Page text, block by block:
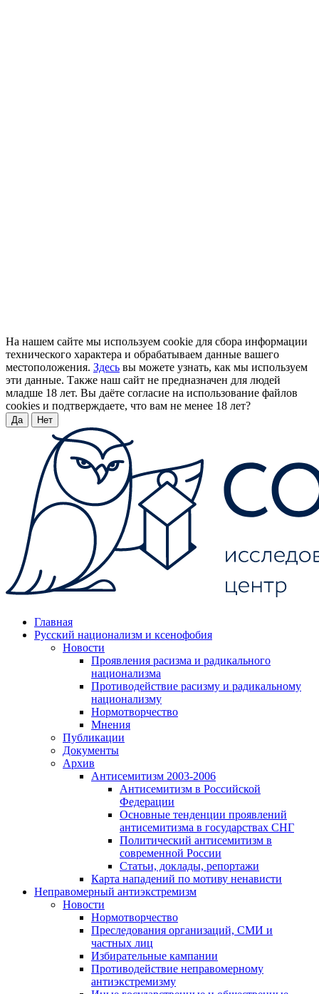
На нашем сайте мы используем cookie для сбора информации
технического характера и обрабатываем данные вашего
местоположения. Здесь вы можете узнать, как мы используем
эти данные. Также наш сайт не предназначен для людей
младше 18 лет. Вы даёте согласие на использование файлов
cookies и подтверждаете, что вам не менее 18 лет?
Да Нет
Главная
Русский национализм и ксенофобия
Новости
Проявления расизма и радикального
национализма
Противодействие расизму и радикальному
национализму
Нормотворчество
Мнения
Публикации
Документы
Архив
Антисемитизм 2003-2006
Антисемитизм в Российской
Федерации
Основные тенденции проявлений
антисемитизма в государствах СНГ
Политический антисемитизм в
современной России
Статьи, доклады, репортажи
Карта нападений по мотиву ненависти
Неправомерный антиэкстремизм
Новости
Нормотворчество
Преследования организаций, СМИ и
частных лиц
Избирательные кампании
Противодействие неправомерному
антиэкстремизму